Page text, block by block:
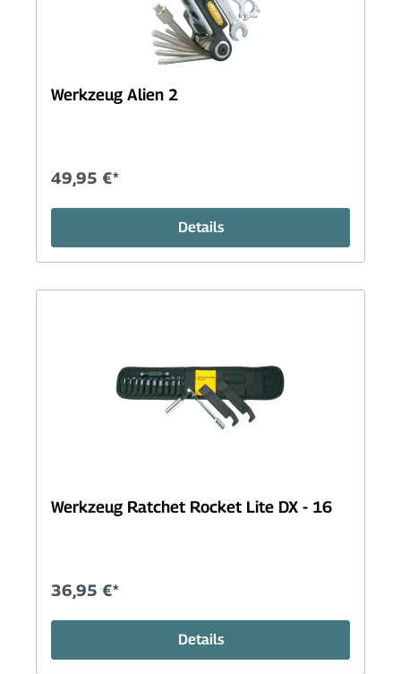
Werkzeug Alien 2
49,95 €*
Details
Werkzeug Ratchet Rocket Lite DX - 16
36,95 €*
Details